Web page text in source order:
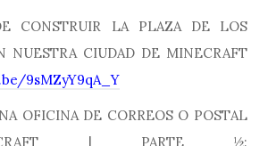
CONSTRUIR LA PLAZA DE LOS
NUESTRA CIUDAD DE MINECRAFT
9sMZyY9qA_Y
OFICINA DE CORREOS O POSTAL
| PARTE ½: